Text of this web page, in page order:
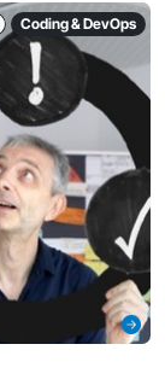
Coding & DevOps